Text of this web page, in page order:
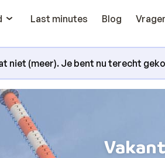
Last minutes Blog
niet (meer). Je bent nu terecht